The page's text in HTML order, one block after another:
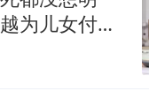
为儿女付